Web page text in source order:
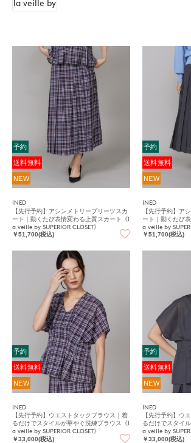
la veille by
予約
送料無料
NEW
INED
【先行予約】アシンメトリープリーツスカ
ート｜動くたび表情変わる上質スカート《l
a veille by SUPERIOR CLOSET》
￥51,700(税込)
予約
送料無料
NEW
INED
【先行予約】ア
ート｜動くたび
a veille by
￥51,700(税込)
予約
送料無料
NEW
INED
【先行予約】ウエストタックブラウス｜着
るだけでスタイルが華やぐ洗練ブラウス《l
a veille by SUPERIOR CLOSET》
￥33,000(税込)
予約
送料無料
NEW
INED
【先行予約】ウ
るだけでスタイ
a veille by
￥33,000(税込)